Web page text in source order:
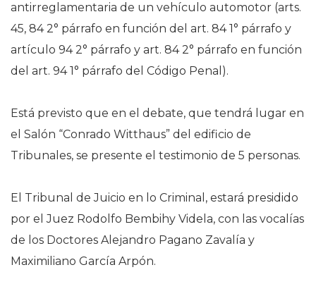
antirreglamentaria de un vehículo automotor (arts.
45, 84 2° párrafo en función del art. 84 1° párrafo y
artículo 94 2° párrafo y art. 84 2° párrafo en función
del art. 94 1° párrafo del Código Penal).
Está previsto que en el debate, que tendrá lugar en
el Salón “Conrado Witthaus” del edificio de
Tribunales, se presente el testimonio de 5 personas.
El Tribunal de Juicio en lo Criminal, estará presidido
por el Juez Rodolfo Bembihy Videla, con las vocalías
de los Doctores Alejandro Pagano Zavalía y
Maximiliano García Arpón.